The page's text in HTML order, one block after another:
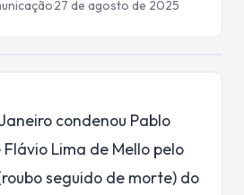
·27 de agosto de 2025
condenou Pablo
Lima de Mello pelo
seguido de morte) do